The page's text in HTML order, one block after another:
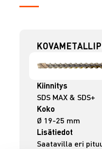
Kiinnitys
SDS MAX & SDS+
Koko
Ø 19-25 mm
Lisätiedot
Saatavilla eri